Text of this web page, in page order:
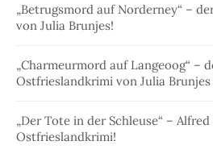
„Betrugsmord auf Norderney“ –
von Julia Brunjes!
„Charmeurmord auf Langeoog“ –
Ostfrieslandkrimi von Julia Brunjes
„Der Tote in der Schleuse“ –
Ostfrieslandkrimi!